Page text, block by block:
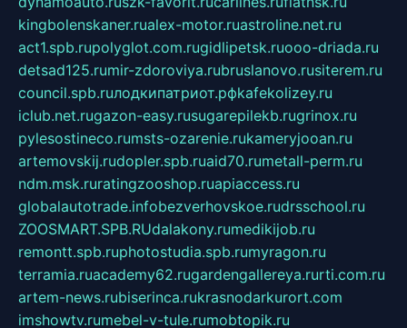
kingbolenskaner.rualex-motor.ruastroline.net.ru
act1.spb.rupolyglot.com.rugidlipetsk.ruooo-driada.ru
detsad125.rumir-zdoroviya.rubruslanovo.rusiterem.ru
council.spb.ruлодкипатриот.рфkafekolizey.ru
iclub.net.rugazon-easy.rusugarepilekb.rugrinox.ru
pylesostineco.rumsts-ozarenie.rukameryjooan.ru
artemovskij.rudopler.spb.ruaid70.rumetall-perm.ru
ndm.msk.ruratingzooshop.ruapiaccess.ru
globalautotrade.infobezverhovskoe.rudrsschool.ru
ZOOSMART.SPB.RUdalakony.rumedikijob.ru
remontt.spb.ruphotostudia.spb.rumyragon.ru
terramia.ruacademy62.rugardengallereya.rurti.com.ru
artem-news.rubiserinca.rukrasnodarkurort.com
imshowtv.rumebel-v-tule.rumobtopik.ru